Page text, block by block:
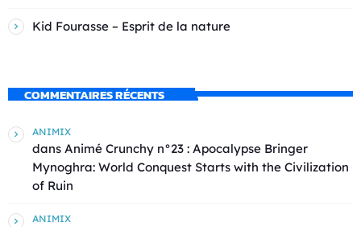
Kid Fourasse – Esprit de la nature
COMMENTAIRES RÉCENTS
ANIMIX
dans Animé Crunchy n°23 : Apocalypse Bringer
Mynoghra: World Conquest Starts with the Civilization
of Ruin
ANIMIX